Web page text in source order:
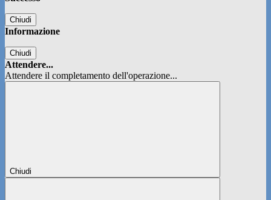
Chiudi
Informazione
Chiudi
Attendere...
Attendere il completamento dell'operazione...
Chiudi